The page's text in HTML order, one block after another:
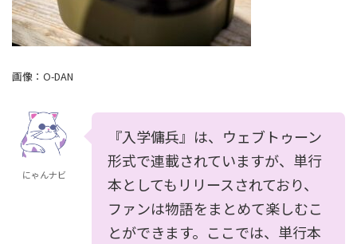
画像： O-DAN
にゃんナビ
『入学傭兵』は、ウェブトゥーン
形式で連載されていますが、単行
本としてもリリースされており、
ファンは物語をまとめて楽しむこ
とができます。ここでは、単行本